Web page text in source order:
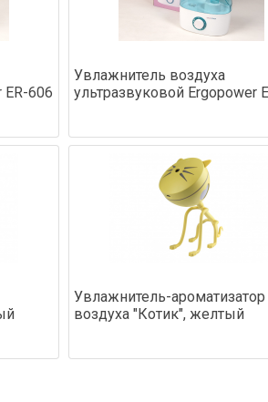
ER-606
Увлажнитель воздуха
ультразвуковой Ergopower
Увлажнитель-ароматизатор
воздуха "Котик", желтый